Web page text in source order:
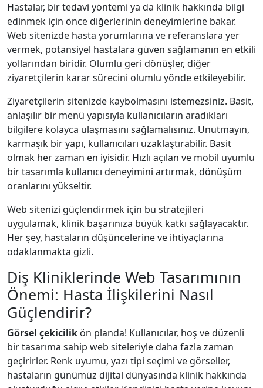
Hastalar, bir tedavi yöntemi ya da klinik hakkında bilgi
edinmek için önce diğerlerinin deneyimlerine bakar.
Web sitenizde hasta yorumlarına ve referanslara yer
vermek, potansiyel hastalara güven sağlamanın en etkili
yollarından biridir. Olumlu geri dönüşler, diğer
ziyaretçilerin karar sürecini olumlu yönde etkileyebilir.
Ziyaretçilerin sitenizde kaybolmasını istemezsiniz. Basit,
anlaşılır bir menü yapısıyla kullanıcıların aradıkları
bilgilere kolayca ulaşmasını sağlamalısınız. Unutmayın,
karmaşık bir yapı, kullanıcıları uzaklaştırabilir. Basit
olmak her zaman en iyisidir. Hızlı açılan ve mobil uyumlu
bir tasarımla kullanıcı deneyimini artırmak, dönüşüm
oranlarını yükseltir.
Web sitenizi güçlendirmek için bu stratejileri
uygulamak, klinik başarınıza büyük katkı sağlayacaktır.
Her şey, hastaların düşüncelerine ve ihtiyaçlarına
odaklanmakta gizli.
Diş Kliniklerinde Web Tasarımının
Önemi: Hasta İlişkilerini Nasıl
Güçlendirir?
Görsel çekicilik ön planda! Kullanıcılar, hoş ve düzenli
bir tasarıma sahip web siteleriyle daha fazla zaman
geçirirler. Renk uyumu, yazı tipi seçimi ve görseller,
hastaların günümüz dijital dünyasında klinik hakkında